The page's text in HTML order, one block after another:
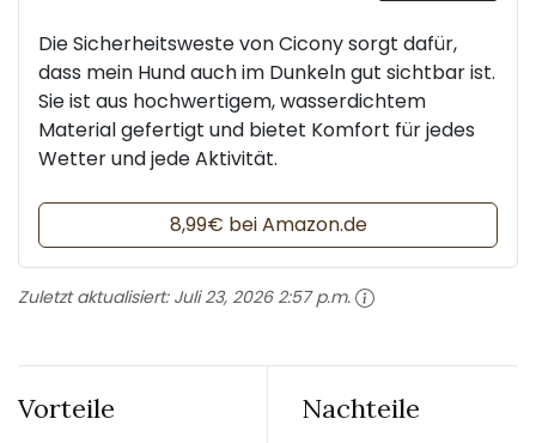
Die Sicherheitsweste von Cicony sorgt dafür,
dass mein Hund auch im Dunkeln gut sichtbar ist.
Sie ist aus hochwertigem, wasserdichtem
Material gefertigt und bietet Komfort für jedes
Wetter und jede Aktivität.
8,99€ bei Amazon.de
Zuletzt aktualisiert: Juli 23, 2026 2:57 p.m.
Vorteile Nachteile